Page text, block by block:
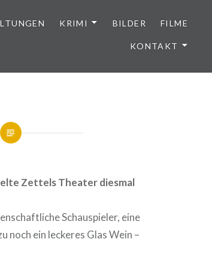
KRIMI BILDER FILME
KONTAKT
Zettels Theater diesmal
Schauspieler, eine
noch ein leckeres Glas Wein –